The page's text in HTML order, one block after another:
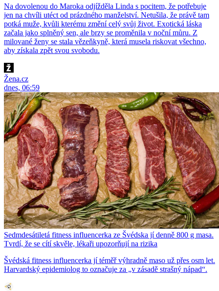
Na dovolenou do Maroka odjížděla Linda s pocitem, že potřebuje
jen na chvíli utéct od prázdného manželství. Netušila, že právě tam
potká muže, kvůli kterému změní celý svůj život. Exotická láska
začala jako splněný sen, ale brzy se proměnila v noční můru. Z
milované ženy se stala vězeňkyně, která musela riskovat všechno,
aby získala zpět svou svobodu.
Žena.cz
dnes, 06:59
Sedmdesátiletá fitness influencerka ze Švédska jí denně 800 g masa.
Tvrdí, že se cítí skvěle, lékaři upozorňují na rizika
Švédská fitness influencerka jí téměř výhradně maso už přes osm let.
Harvardský epidemiolog to označuje za „v zásadě strašný nápad“.